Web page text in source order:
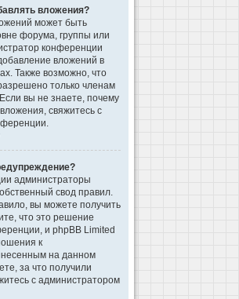
вложения?
может быть
форума, группы или
конференции
вложений в
Также возможно, что
только членам
вы не знаете, почему
свяжитесь с
администраторы
свод правил.
вы можете получить
что это решение
и phpBB Limited
к
на данном
за что получили
с администратором